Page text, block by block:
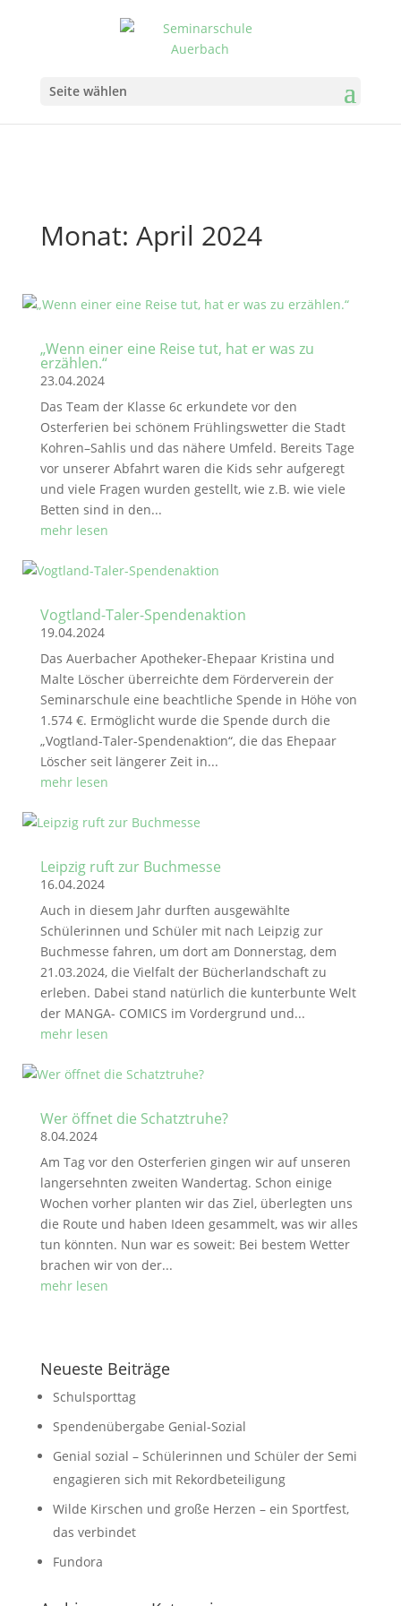
Seite wählen
Monat: April 2024
„Wenn einer eine Reise tut, hat er was zu
erzählen.“
23.04.2024
Das Team der Klasse 6c erkundete vor den
Osterferien bei schönem Frühlingswetter die Stadt
Kohren–Sahlis und das nähere Umfeld. Bereits Tage
vor unserer Abfahrt waren die Kids sehr aufgeregt
und viele Fragen wurden gestellt, wie z.B. wie viele
Betten sind in den...
mehr lesen
Vogtland-Taler-Spendenaktion
19.04.2024
Das Auerbacher Apotheker-Ehepaar Kristina und
Malte Löscher überreichte dem Förderverein der
Seminarschule eine beachtliche Spende in Höhe von
1.574 €. Ermöglicht wurde die Spende durch die
„Vogtland-Taler-Spendenaktion“, die das Ehepaar
Löscher seit längerer Zeit in...
mehr lesen
Leipzig ruft zur Buchmesse
16.04.2024
Auch in diesem Jahr durften ausgewählte
Schülerinnen und Schüler mit nach Leipzig zur
Buchmesse fahren, um dort am Donnerstag, dem
21.03.2024, die Vielfalt der Bücherlandschaft zu
erleben. Dabei stand natürlich die kunterbunte Welt
der MANGA- COMICS im Vordergrund und...
mehr lesen
Wer öffnet die Schatztruhe?
8.04.2024
Am Tag vor den Osterferien gingen wir auf unseren
langersehnten zweiten Wandertag. Schon einige
Wochen vorher planten wir das Ziel, überlegten uns
die Route und haben Ideen gesammelt, was wir alles
tun könnten. Nun war es soweit: Bei bestem Wetter
brachen wir von der...
mehr lesen
Neueste Beiträge
Schulsporttag
Spendenübergabe Genial-Sozial
Genial sozial – Schülerinnen und Schüler der Semi
engagieren sich mit Rekordbeteiligung
Wilde Kirschen und große Herzen – ein Sportfest,
das verbindet
Fundora